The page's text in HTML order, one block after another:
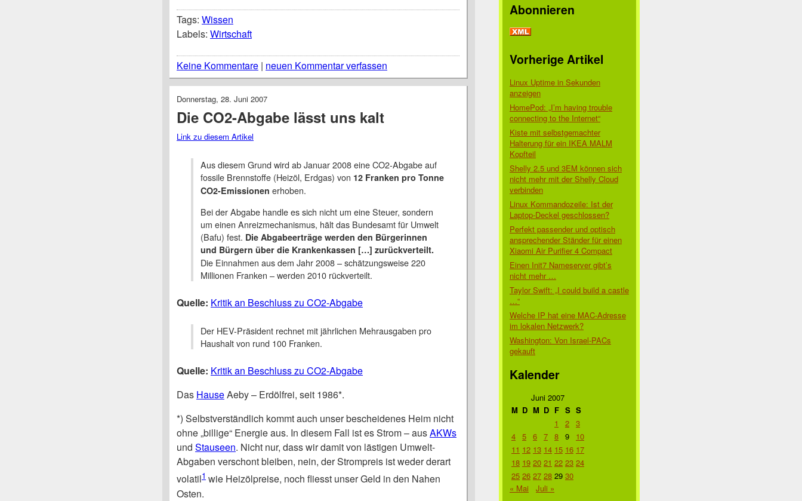
Tags: Wissen
Labels: Wirtschaft
Keine Kommentare | neuen Kommentar verfassen
Donnerstag, 28. Juni 2007
Die CO2-Abgabe lässt uns kalt
Link zu diesem Artikel
Aus diesem Grund wird ab Januar 2008 eine CO2-Abgabe auf
fossile Brennstoffe (Heizöl, Erdgas) von 12 Franken pro Tonne
CO2-Emissionen erhoben.
Bei der Abgabe handle es sich nicht um eine Steuer, sondern
um einen Anreizmechanismus, hält das Bundesamt für Umwelt
(Bafu) fest. Die Abgabeerträge werden den Bürgerinnen
und Bürgern über die Krankenkassen […] zurückverteilt.
Die Einnahmen aus dem Jahr 2008 – schätzungsweise 220
Millionen Franken – werden 2010 rückverteilt.
Quelle: Kritik an Beschluss zu CO2-Abgabe
Der HEV-Präsident rechnet mit jährlichen Mehrausgaben pro
Haushalt von rund 100 Franken.
Quelle: Kritik an Beschluss zu CO2-Abgabe
Das HauseAeby – Erdölfrei, seit 1986*.
*) Selbstverständlich kommt auch unser bescheidenes Heim nicht
ohne „billige“ Energie aus. In diesem Fall ist es Strom – ausAKWs
und Stauseen. Nicht nur, dass wir damit von lästigen Umwelt-
Abgaben verschont bleiben, nein, der Strompreis ist weder derart
volatil1 wie Heizölpreise, noch fliesst unser Geld in den Nahen
Osten.
Abonnieren
Vorherige Artikel
Linux Uptime in Sekunden
anzeigen
HomePod: „I’m having trouble
connecting to the Internet“
Kiste mit selbstgemachter
Halterung für ein IKEA MALM
Kopfteil
Shelly 2.5 und 3EM können sich
nicht mehr mit der Shelly Cloud
verbinden
Linux Kommandozeile: Ist der
Laptop-Deckel geschlossen?
Perfekt passender und optisch
ansprechender Ständer für einen
Xiaomi Air Purifier 4 Compact
Einen Init7 Nameserver gibt’s
nicht mehr …
Taylor Swift: „I could build a castle
…“
Welche IP hat eine MAC-Adresse
im lokalen Netzwerk?
Washington: Von Israel-PACs
gekauft
Kalender
Juni 2007
M D M D F S S
1
2 3
4 5 6 7 8 9
10
11 12 13 14 15 16 17
18 19 20 21 22 23 24
25 26 27 28 29 30
« Mai
Juli »